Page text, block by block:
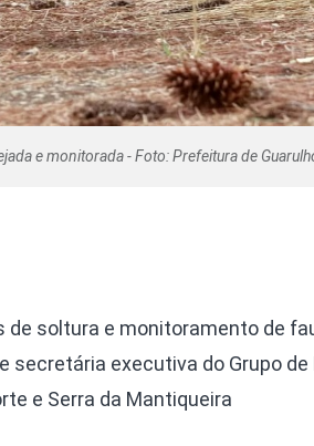
e monitorada - Foto: Prefeitura de
de soltura e monitoramento de
secretária executiva do Grupo de
e Serra da Mantiqueira